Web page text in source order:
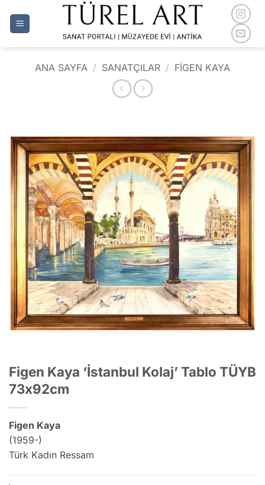
ANA SAYFA / SANATÇILAR / FIGEN KAYA
Figen Kaya ‘İstanbul Kolaj’ Tablo TÜYB
73x92cm
Figen Kaya
(1959-)
Türk Kadın Ressam